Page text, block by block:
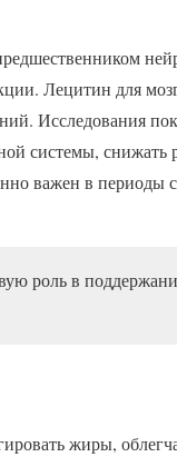
Лецитин для
Исследования
системы, снижать
важен в
роль в
жиры,